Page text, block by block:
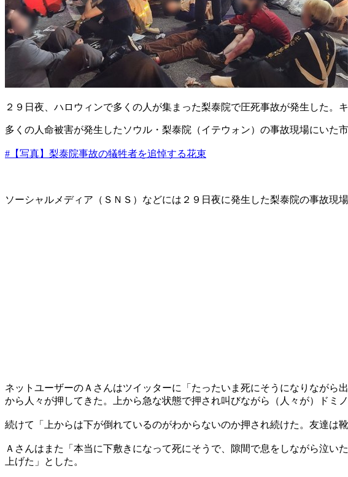
２９日夜、ハロウィンで多くの人が集まった梨泰院で圧死事故が発生した。
多くの人命被害が発生したソウル・梨泰院（イテウォン）の事故現場にいた
#【写真】梨泰院事故の犠牲者を追悼する花束
ソーシャルメディア（ＳＮＳ）などには２９日夜に発生した梨泰院の事故現
ネットユーザーのＡさんはツイッターに「たったいま死にそうになりなが
から人々が押してきた。上から急な状態で押され叫びながら（人々が）ドミ
続けて「上からは下が倒れているのがわからないのか押され続けた。友達は
Ａさんはまた「本当に下敷きになって死にそうで、隙間で息をしながら泣
上げた」とした。